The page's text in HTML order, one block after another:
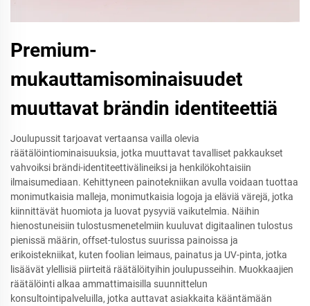
Premium-
mukauttamisominaisuudet
muuttavat brändin identiteettiä
Joulupussit tarjoavat vertaansa vailla olevia
räätälöintiominaisuuksia, jotka muuttavat tavalliset pakkaukset
vahvoiksi brändi-identiteettivälineiksi ja henkilökohtaisiin
ilmaisumediaan. Kehittyneen painotekniikan avulla voidaan tuottaa
monimutkaisia malleja, monimutkaisia logoja ja eläviä värejä, jotka
kiinnittävät huomiota ja luovat pysyviä vaikutelmia. Näihin
hienostuneisiin tulostusmenetelmiin kuuluvat digitaalinen tulostus
pienissä määrin, offset-tulostus suurissa painoissa ja
erikoistekniikat, kuten foolian leimaus, painatus ja UV-pinta, jotka
lisäävät ylellisiä piirteitä räätälöityihin joulupusseihin. Muokkaajien
räätälöinti alkaa ammattimaisilla suunnittelun
konsultointipalveluilla, jotka auttavat asiakkaita kääntämään